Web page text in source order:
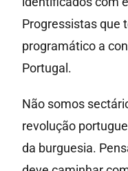
Progressistas que
programático a
Portugal.
Não somos
revolução
da burguesia.